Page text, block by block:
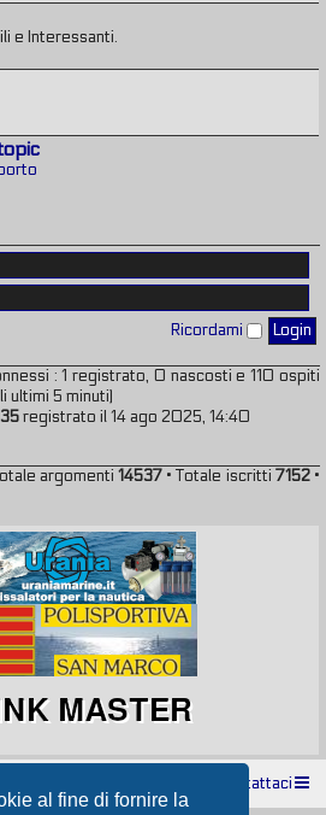
al fine di fornire la
e Interessanti.
Ricordami
: 1 registrato, 0 nascosti e 110 ospiti
ultimi 5 minuti)
registrato il 14 ago 2025, 14:40
argomenti14537 • Totale iscritti 7152•
Contattaci